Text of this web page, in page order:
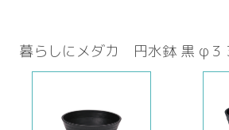
暮らしにメダカ 円水鉢 黒 φ３